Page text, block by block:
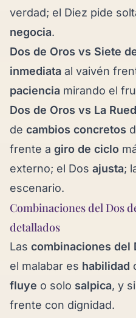
verdad; el Diez pide
negocia.
Dos de Oros vs Siete
inmediata al vaivén
paciencia mirando el
Dos de Oros vs La
de cambios concretos
frente a giro de ciclo
externo; el Dos ajusta;
escenario.
Combinaciones del Dos
detallados
Las combinaciones del
el malabar es habilidad
fluye o solo salpica, y
frente con dignidad.